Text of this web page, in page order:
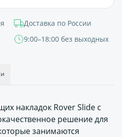
Доставка по России
9:00–18:00 без выходных
накладок Rover Slide с
решение для
занимаются